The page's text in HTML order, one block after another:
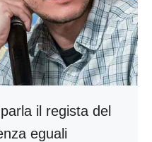
il regista del
eguali